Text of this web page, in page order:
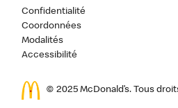
Confidentialité
Coordonnées
Modalités
Accessibilité
© 2025 McDonald’s. Tous